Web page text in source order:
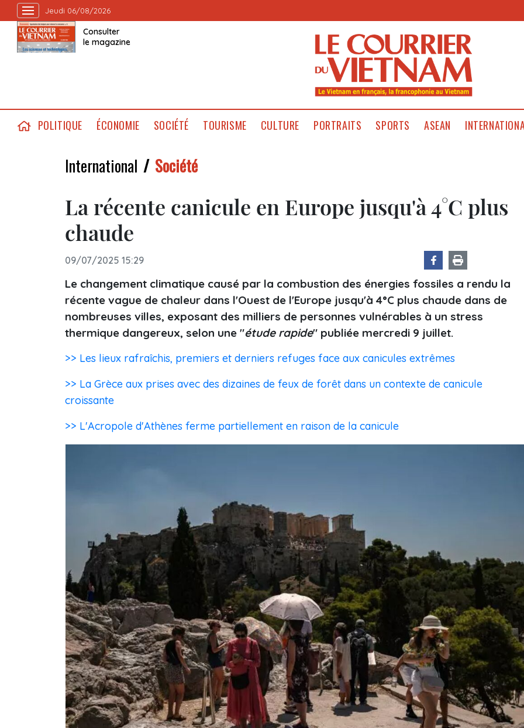
Jeudi 06/08/2026
Consulter
le magazine
POLITIQUE ÉCONOMIE SOCIÉTÉ TOURISME CULTURE PORTRAITS SPORTS ASEAN
International Société
La récente canicule en Europe jusqu'à 4°C plus
chaude
09/07/2025 15:29
Le changement climatique causé par la combustion des énergies fossiles a rendu la
récente vague de chaleur dans l'Ouest de l'Europe jusqu'à 4°C plus chaude dans de
nombreuses villes, exposant des milliers de personnes vulnérables à un stress
thermique dangereux, selon une "étude rapide" publiée mercredi 9 juillet.
>> Les lieux rafraîchis, premiers et derniers refuges face aux canicules extrêmes
>> La Grèce aux prises avec des dizaines de feux de forêt dans un contexte de canicule
croissante
>> L'Acropole d'Athènes ferme partiellement en raison de la canicule